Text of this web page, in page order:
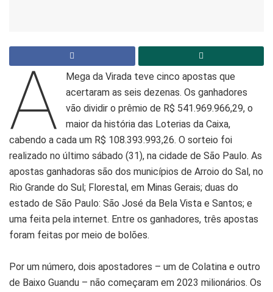
A
Mega da Virada teve cinco apostas que
acertaram as seis dezenas. Os ganhadores
vão dividir o prêmio de R$ 541.969.966,29, o
maior da história das Loterias da Caixa,
cabendo a cada um R$ 108.393.993,26. O sorteio foi
realizado no último sábado (31), na cidade de São Paulo. As
apostas ganhadoras são dos municípios de Arroio do Sal, no
Rio Grande do Sul; Florestal, em Minas Gerais; duas do
estado de São Paulo: São José da Bela Vista e Santos; e
uma feita pela internet. Entre os ganhadores, três apostas
foram feitas por meio de bolões.
Por um número, dois apostadores – um de Colatina e outro
de Baixo Guandu – não começaram em 2023 milionários. Os